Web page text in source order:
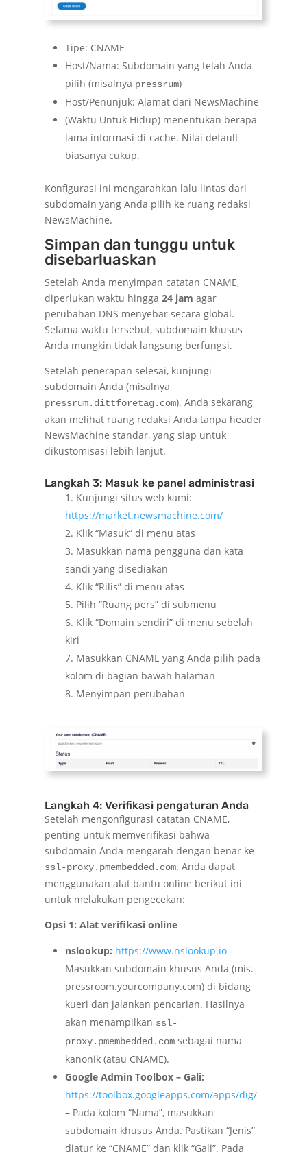
Tipe: CNAME
Host/Nama: Subdomain yang telah Anda
pilih (misalnya pressrum)
Host/Penunjuk: Alamat dari NewsMachine
(Waktu Untuk Hidup) menentukan berapa
lama informasi di-cache. Nilai default
biasanya cukup.
Konfigurasi ini mengarahkan lalu lintas dari
subdomain yang Anda pilih ke ruang redaksi
NewsMachine.
Simpan dan tunggu untuk
disebarluaskan
Setelah Anda menyimpan catatan CNAME,
diperlukan waktu hingga 24 jam agar
perubahan DNS menyebar secara global.
Selama waktu tersebut, subdomain khusus
Anda mungkin tidak langsung berfungsi.
Setelah penerapan selesai, kunjungi
subdomain Anda (misalnya
pressrum.dittforetag.com). Anda sekarang
akan melihat ruang redaksi Anda tanpa header
NewsMachine standar, yang siap untuk
dikustomisasi lebih lanjut.
Langkah 3: Masuk ke panel administrasi
Kunjungi situs web kami:
https://market.newsmachine.com/
Klik “Masuk” di menu atas
Masukkan nama pengguna dan kata
sandi yang disediakan
Klik “Rilis” di menu atas
Pilih “Ruang pers” di submenu
Klik “Domain sendiri” di menu sebelah
kiri
Masukkan CNAME yang Anda pilih pada
kolom di bagian bawah halaman
Menyimpan perubahan
Langkah 4: Verifikasi pengaturan Anda
Setelah mengonfigurasi catatan CNAME,
penting untuk memverifikasi bahwa
subdomain Anda mengarah dengan benar ke
ssl-proxy.pmembedded.com. Anda dapat
menggunakan alat bantu online berikut ini
untuk melakukan pengecekan:
Opsi 1: Alat verifikasi online
nslookup: https://www.nslookup.io–
Masukkan subdomain khusus Anda (mis.
pressroom.yourcompany.com) di bidang
kueri dan jalankan pencarian. Hasilnya
akan menampilkan ssl-
proxy.pmembedded.comsebagai nama
kanonik (atau CNAME).
Google Admin Toolbox – Gali:
https://toolbox.googleapps.com/apps/dig/
– Pada kolom “Nama”, masukkan
subdomain khusus Anda. Pastikan “Jenis”
diatur ke “CNAME” dan klik “Gali”. Pada